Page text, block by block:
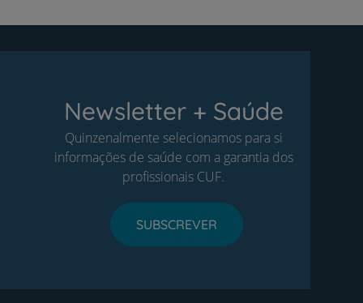
Newsletter + Saúde
Quinzenalmente selecionamos para si
informações de saúde com a garantia dos
profissionais CUF.
SUBSCREVER